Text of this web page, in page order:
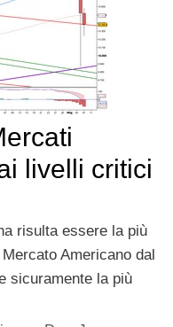
livelli critici
risulta essere la più
Americano dal
sicuramente la più